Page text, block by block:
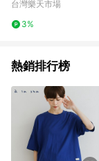
模型/一袋入(促350) 軟
-006(K2395)【APP滿
止
台灣樂天市場
3%
熱銷排行榜